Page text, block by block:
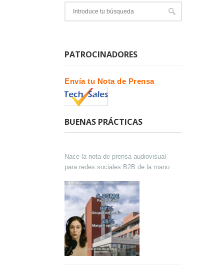
PATROCINADORES
Envía tu Nota de Prensa
BUENAS PRÁCTICAS
Nace la nota de prensa audiovisual
para redes sociales B2B de la mano de